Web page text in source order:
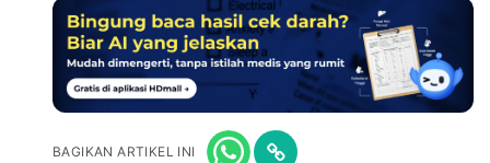
BAGIKAN ARTIKEL INI